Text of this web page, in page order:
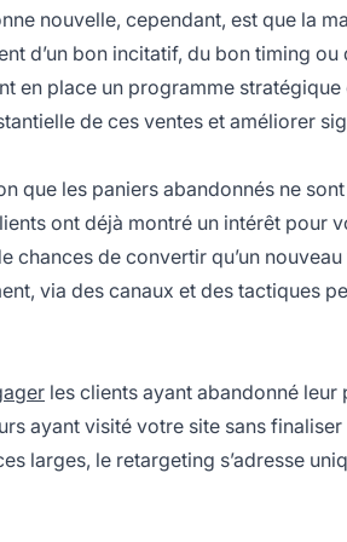
nouvelle, cependant, est que la
d’un bon incitatif, du bon timing ou
en place un programme
de ces ventes et améliorer
que les paniers abandonnés ne
ont déjà montré un intérêt pour
chances de convertir qu’un
via des canaux et des tactiques
les clients ayant abandonné leur
ayant visité votre site sans finaliser
larges, le retargeting s’adresse